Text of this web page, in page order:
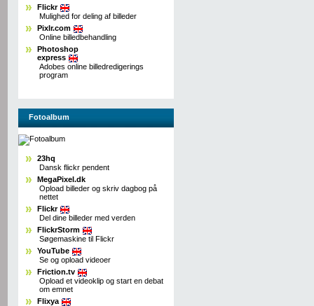
Flickr
Mulighed for deling af billeder
Pixlr.com
Online billedbehandling
Photoshop
express
Adobes online billedredigerings
program
Fotoalbum
23hq
Dansk flickr pendent
MegaPixel.dk
Opload billeder og skriv dagbog på
nettet
Flickr
Del dine billeder med verden
FlickrStorm
Søgemaskine til Flickr
YouTube
Se og opload videoer
Friction.tv
Opload et videoklip og start en debat
om emnet
Flixya